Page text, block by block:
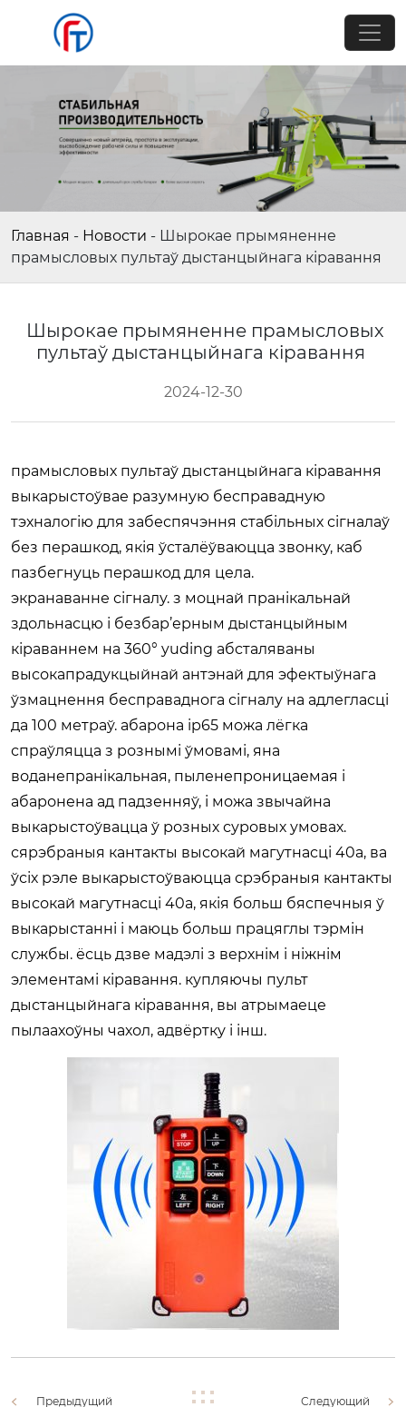
Главная - Новости - Шырокае прымяненне
прамысловых пультаў дыстанцыйнага кіравання
Шырокае прымяненне прамысловых
пультаў дыстанцыйнага кіравання
2024-12-30
прамысловых пультаў дыстанцыйнага кіравання
выкарыстоўвае разумную бесправадную
тэхналогію для забеспячэння стабільных сігналаў
без перашкод, якія ўсталёўваюцца звонку, каб
пазбегнуць перашкод для цела.
экранаванне сігналу. з моцнай пранікальнай
здольнасцю і безбар’ерным дыстанцыйным
кіраваннем на 360° yuding абсталяваны
высокапрадукцыйнай антэнай для эфектыўнага
ўзмацнення бесправаднога сігналу на адлегласці
да 100 метраў. абарона ip65 можа лёгка
спраўляцца з рознымі ўмовамі, яна
воданепранікальная, пыленепроницаемая і
абаронена ад падзенняў, і можа звычайна
выкарыстоўвацца ў розных суровых умовах.
сярэбраныя кантакты высокай магутнасці 40a, ва
ўсіх рэле выкарыстоўваюцца срэбраныя кантакты
высокай магутнасці 40a, якія больш бяспечныя ў
выкарыстанні і маюць больш працяглы тэрмін
службы. ёсць дзве мадэлі з верхнім і ніжнім
элементамі кіравання. купляючы пульт
дыстанцыйнага кіравання, вы атрымаеце
пылаахоўны чахол, адвёртку і інш.
Предыдущий Следующий